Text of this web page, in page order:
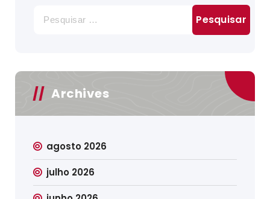
por:
Archives
agosto 2026
julho 2026